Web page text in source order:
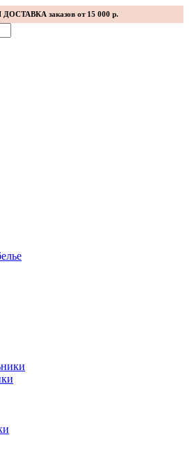
заказов от 15 000 р.